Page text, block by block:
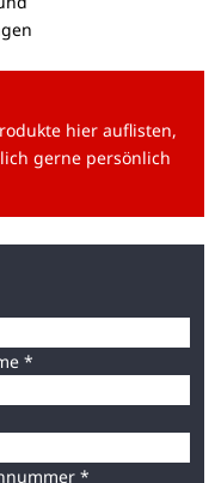
hier auflisten,
gerne persönlich
*
*